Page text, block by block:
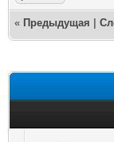
« Предыдущая